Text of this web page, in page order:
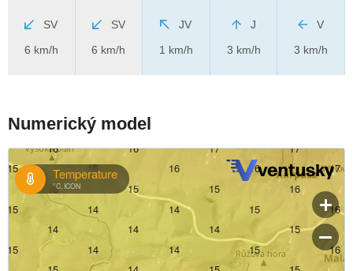
SV
6 km/h
SV
6 km/h
JV
1 km/h
J
3 km/h
V
3 km/h
Numerický model